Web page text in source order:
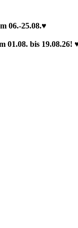
06.-25.08.♥
01.08. bis 19.08.26!